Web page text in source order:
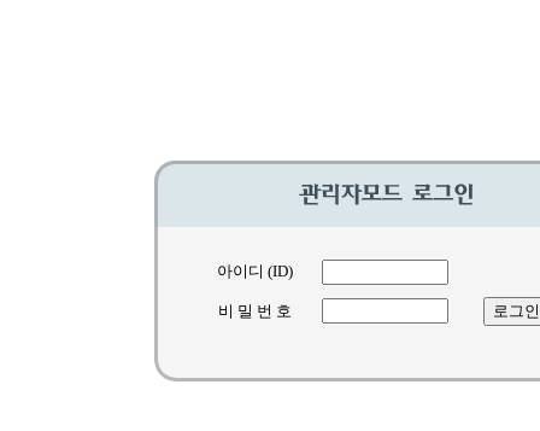
아이디 (ID)
비 밀 번 호